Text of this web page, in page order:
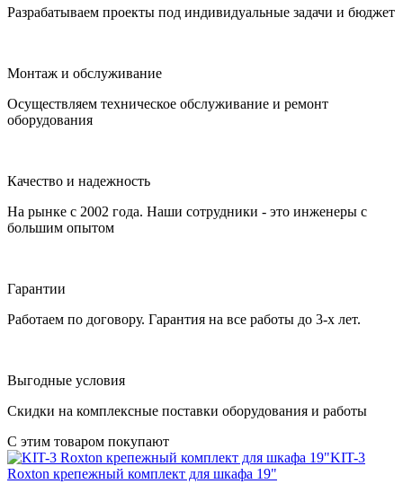
Разрабатываем проекты под индивидуальные задачи и бюджет
Монтаж и обслуживание
Осуществляем техническое обслуживание и ремонт
оборудования
Качество и надежность
На рынке с 2002 года. Наши сотрудники - это инженеры с
большим опытом
Гарантии
Работаем по договору. Гарантия на все работы до 3-х лет.
Выгодные условия
Скидки на комплексные поставки оборудования и работы
С этим товаром покупают
KIT-3
Roxton крепежный комплект для шкафа 19"